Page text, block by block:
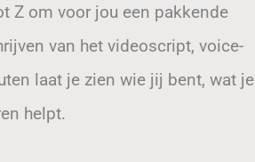
Z om voor jou een pakkende
van het videoscript, voice-
laat je zien wie jij bent, wat je
helpt.